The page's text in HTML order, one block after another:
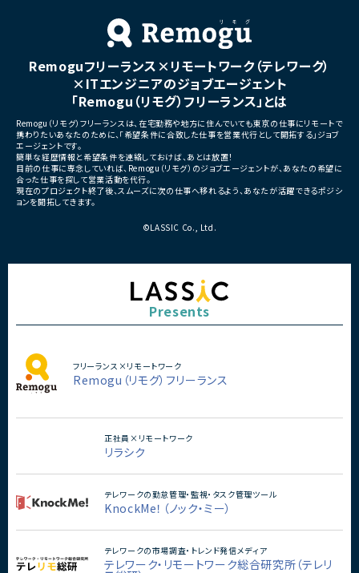
Remoguフリーランス×リモートワーク（テレワーク）
×ITエンジニアのジョブエージェント
「Remogu（リモグ）フリーランス」とは
Remogu（リモグ）フリーランスは、在宅勤務や地方に住んでいても東京の仕事にリモートで
携わりたいあなたのために、「希望条件に合致した仕事を営業代行として開拓する」ジョブ
エージェントです。
簡単な経歴情報と希望条件を連絡しておけば、あとは放置！
目前の仕事に専念していれば、Remogu（リモグ）のジョブエージェントが、あなたの希望に
合った仕事を探して営業活動を代行。
現在のプロジェクト終了後、スムーズに次の仕事へ移れるよう、あなたが活躍できるポジシ
ョンを開拓してきます。
©LASSIC Co., Ltd.
Presents
フリーランス×リモートワーク
Remogu（リモグ）フリーランス
正社員×リモートワーク
リラシク
テレワークの勤怠管理・監視・タスク管理ツール
KnockMe！（ノック・ミー）
テレワークの市場調査・トレンド発信メディア
テレワーク・リモートワーク総合研究所（テレリ